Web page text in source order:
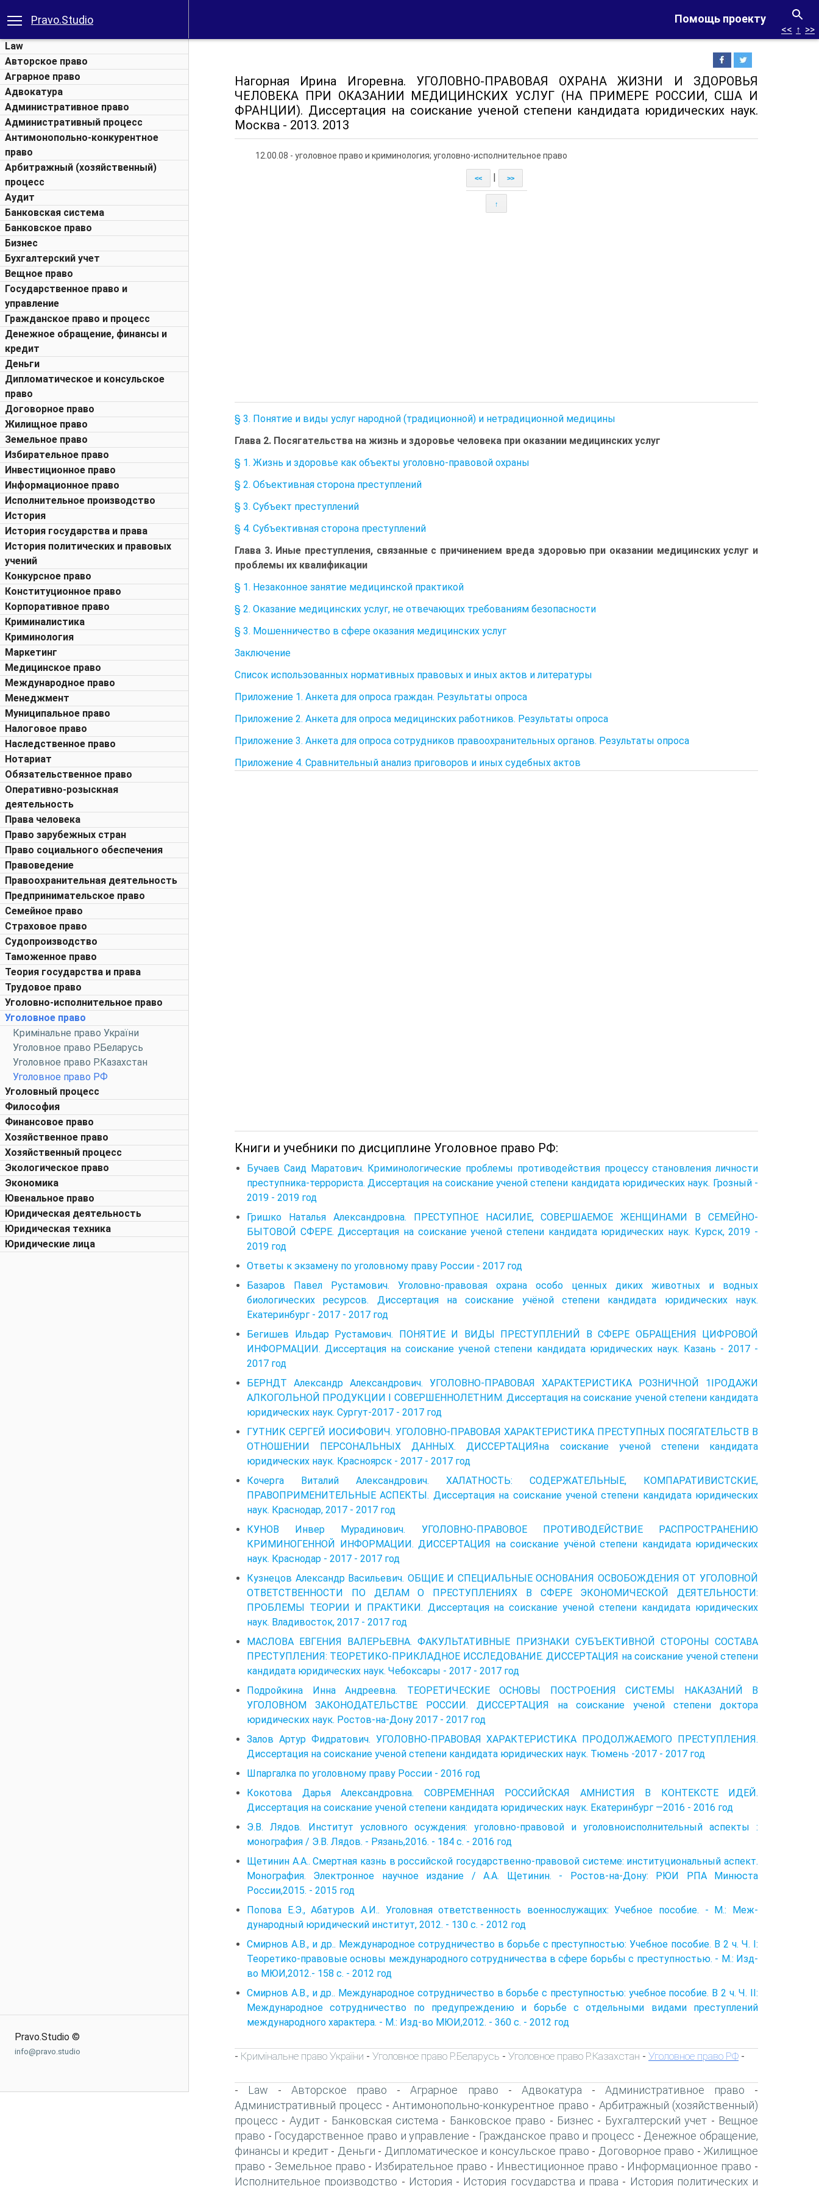
Помощь проекту
Pravo.Studio
Law
Авторское право
Аграрное право
Адвокатура
Административное право
Административный процесс
Антимонопольно-конкурентное
право
Арбитражный (хозяйственный)
процесс
Аудит
Банковская система
Банковское право
Бизнес
Бухгалтерский учет
Вещное право
Государственное право и
управление
Гражданское право и процесс
Денежное обращение, финансы и
кредит
Деньги
Дипломатическое и консульское
право
Договорное право
Жилищное право
Земельное право
Избирательное право
Инвестиционное право
Информационное право
Исполнительное производство
История
История государства и права
История политических и правовых
учений
Конкурсное право
Конституционное право
Корпоративное право
Криминалистика
Криминология
Маркетинг
Медицинское право
Международное право
Менеджмент
Муниципальное право
Налоговое право
Наследственное право
Нотариат
Обязательственное право
Оперативно-розыскная
деятельность
Права человека
Право зарубежных стран
Право социального обеспечения
Правоведение
Правоохранительная деятельность
Предпринимательское право
Семейное право
Страховое право
Судопроизводство
Таможенное право
Теория государства и права
Трудовое право
Уголовно-исполнительное право
Уголовное право
Кримінальне право України
Уголовное право Р.Беларусь
Уголовное право Р.Казахстан
Уголовное право РФ
Уголовный процесс
Философия
Финансовое право
Хозяйственное право
Хозяйственный процесс
Экологическое право
Экономика
Ювенальное право
Юридическая деятельность
Юридическая техника
Юридические лица
Pravo.Studio ©
info@pravo.studio
<< ↑ >>
Нагорная Ирина Игоревна. УГОЛОВНО-ПРАВОВАЯ ОХРАНА ЖИЗНИ И ЗДОРОВЬЯ
ЧЕЛОВЕКА ПРИ ОКАЗАНИИ МЕДИЦИНСКИХ УСЛУГ (НА ПРИМЕРЕ РОССИИ, США И
ФРАНЦИИ). Диссертация на соискание ученой степени кандидата юридических наук.
Москва - 2013. 2013
12.00.08 - уголовное право и криминология; уголовно-исполнительное право
<< >>
↑
§ 3. Понятие и виды услуг народной (традиционной) и нетрадиционной медицины
Глава 2. Посягательства на жизнь и здоровье человека при оказании медицинских услуг
§ 1. Жизнь и здоровье как объекты уголовно-правовой охраны
§ 2. Объективная сторона преступлений
§ 3. Субъект преступлений
§ 4. Субъективная сторона преступлений
Глава 3. Иные преступления, связанные с причинением вреда здоровью при оказании медицинских услуг и
проблемы их квалификации
§ 1. Незаконное занятие медицинской практикой
§ 2. Оказание медицинских услуг, не отвечающих требованиям безопасности
§ 3. Мошенничество в сфере оказания медицинских услуг
Заключение
Список использованных нормативных правовых и иных актов и литературы
Приложение 1. Анкета для опроса граждан. Результаты опроса
Приложение 2. Анкета для опроса медицинских работников. Результаты опроса
Приложение 3. Анкета для опроса сотрудников правоохранительных органов. Результаты опроса
Приложение 4. Сравнительный анализ приговоров и иных судебных актов
Книги и учебники по дисциплине Уголовное право РФ:
Бучаев Саид Маратович. Криминологические проблемы противодействия процессу становления личности
преступника-террориста. Диссертация на соискание ученой степени кандидата юридических наук. Грозный -
2019 - 2019 год
Гришко Наталья Александровна. ПРЕСТУПНОЕ НАСИЛИЕ, СОВЕРШАЕМОЕ ЖЕНЩИНАМИ В СЕМЕЙНО-
БЫТОВОЙ СФЕРЕ. Диссертация на соискание ученой степени кандидата юридических наук. Курск, 2019 -
2019 год
Ответы к экзамену по уголовному праву России - 2017 год
Базаров Павел Рустамович. Уголовно-правовая охрана особо ценных диких животных и водных
биологических ресурсов. Диссертация на соискание учёной степени кандидата юридических наук.
Екатеринбург - 2017 - 2017 год
Бегишев Ильдар Рустамович. ПОНЯТИЕ И ВИДЫ ПРЕСТУПЛЕНИЙ В СФЕРЕ ОБРАЩЕНИЯ ЦИФРОВОЙ
ИНФОРМАЦИИ. Диссертация на соискание ученой степени кандидата юридических наук. Казань - 2017 -
2017 год
БЕРНДТ Александр Александрович. УГОЛОВНО-ПРАВОВАЯ ХАРАКТЕРИСТИКА РОЗНИЧНОЙ 1ІРОДАЖИ
АЛКОГОЛЬНОЙ ПРОДУКЦИИ I СОВЕРШЕННОЛЕТНИМ. Диссертация на соискание ученой степени кандидата
юридических наук. Сургут-2017 - 2017 год
ГУТНИК СЕРГЕЙ ИОСИФОВИЧ. УГОЛОВНО-ПРАВОВАЯ ХАРАКТЕРИСТИКА ПРЕСТУПНЫХ ПОСЯГАТЕЛЬСТВ В
ОТНОШЕНИИ ПЕРСОНАЛЬНЫХ ДАННЫХ. ДИССЕРТАЦИЯна соискание ученой степени кандидата
юридических наук. Красноярск - 2017 - 2017 год
Кочерга Виталий Александрович. ХАЛАТНОСТЬ: СОДЕРЖАТЕЛЬНЫЕ, КОМПАРАТИВИСТСКИЕ,
ПРАВОПРИМЕНИТЕЛЬНЫЕ АСПЕКТЫ. Диссертация на соискание ученой степени кандидата юридических
наук. Краснодар, 2017 - 2017 год
КУНОВ Инвер Мурадинович. УГОЛОВНО-ПРАВОВОЕ ПРОТИВОДЕЙСТВИЕ РАСПРОСТРАНЕНИЮ
КРИМИНОГЕННОЙ ИНФОРМАЦИИ. ДИССЕРТАЦИЯ на соискание учёной степени кандидата юридических
наук. Краснодар - 2017 - 2017 год
Кузнецов Александр Васильевич. ОБЩИЕ И СПЕЦИАЛЬНЫЕ ОСНОВАНИЯ ОСВОБОЖДЕНИЯ ОТ УГОЛОВНОЙ
ОТВЕТСТВЕННОСТИ ПО ДЕЛАМ О ПРЕСТУПЛЕНИЯХ В СФЕРЕ ЭКОНОМИЧЕСКОЙ ДЕЯТЕЛЬНОСТИ:
ПРОБЛЕМЫ ТЕОРИИ И ПРАКТИКИ. Диссертация на соискание ученой степени кандидата юридических
наук. Владивосток, 2017 - 2017 год
МАСЛОВА ЕВГЕНИЯ ВАЛЕРЬЕВНА. ФАКУЛЬТАТИВНЫЕ ПРИЗНАКИ СУБЪЕКТИВНОЙ СТОРОНЫ СОСТАВА
ПРЕСТУПЛЕНИЯ: ТЕОРЕТИКО-ПРИКЛАДНОЕ ИССЛЕДОВАНИЕ. ДИССЕРТАЦИЯ на соискание ученой степени
кандидата юридических наук. Чебоксары - 2017 - 2017 год
Подройкина Инна Андреевна. ТЕОРЕТИЧЕСКИЕ ОСНОВЫ ПОСТРОЕНИЯ СИСТЕМЫ НАКАЗАНИЙ В
УГОЛОВНОМ ЗАКОНОДАТЕЛЬСТВЕ РОССИИ. ДИССЕРТАЦИЯ на соискание ученой степени доктора
юридических наук. Ростов-на-Дону 2017 - 2017 год
Залов Артур Фидратович. УГОЛОВНО-ПРАВОВАЯ ХАРАКТЕРИСТИКА ПРОДОЛЖАЕМОГО ПРЕСТУПЛЕНИЯ.
Диссертация на соискание ученой степени кандидата юридических наук. Тюмень -2017 - 2017 год
Шпаргалка по уголовному праву России - 2016 год
Кокотова Дарья Александровна. СОВРЕМЕННАЯ РОССИЙСКАЯ АМНИСТИЯ В КОНТЕКСТЕ ИДЕЙ.
Диссертация на соискание ученой степени кандидата юридических наук. Екатеринбург —2016 - 2016 год
Э.В. Лядов. Институт условного осуждения: уголовно-правовой и уголовно­исполнительный аспекты :
монография / Э.В. Лядов. - Рязань,2016. - 184 с. - 2016 год
Щетинин А.А.. Смертная казнь в российской государственно-правовой системе: институциональный аспект.
Монография. Электронное научное издание / А.А. Щетинин. - Ростов-на-Дону: РЮИ РПА Минюста
России,2015. - 2015 год
Попова Е.Э., Абатуров А.И.. Уголовная ответствен­ность военнослужащих: Учебное пособие. - М.: Меж­
дународный юридический институт, 2012. - 130 с. - 2012 год
Смирнов А.В., и др.. Международное сотрудничество в борьбе с преступностью: Учебное пособие. В 2 ч. Ч. I:
Теоретико-правовые основы международного сотрудничества в сфере борьбы с преступностью. - М.: Изд-
во МЮИ,2012.- 158 с. - 2012 год
Смирнов А.В., и др.. Международное сотрудничество в борьбе с преступностью: учеб­ное пособие. В 2 ч. Ч. II:
Международное сотрудничество по предупреж­дению и борьбе с отдельными видами преступлений
международного характера. - М.: Изд-во МЮИ,2012. - 360 с. - 2012 год
- Кримінальне право України - Уголовное право Р.Беларусь - Уголовное право Р.Казахстан - Уголовное право РФ -
- Law -Авторское право -Аграрное право - Адвокатура - Административное право -
Административный процесс -Антимонопольно-конкурентное право - Арбитражный (хозяйственный)
процесс - Аудит- Банковская система - Банковское право - Бизнес - Бухгалтерский учет - Вещное
право - Государственное право и управление - Гражданское право и процесс - Денежное обращение,
финансы и кредит- Деньги - Дипломатическое и консульское право - Договорное право - Жилищное
право - Земельное право - Избирательное право - Инвестиционное право - Информационное право -
Исполнительное производство - История - История государства и права - История политических и